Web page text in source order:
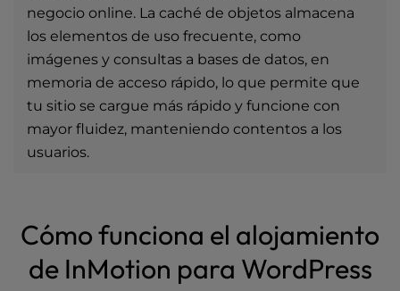
negocio online. La caché de objetos almacena
los elementos de uso frecuente, como
imágenes y consultas a bases de datos, en
memoria de acceso rápido, lo que permite que
tu sitio se cargue más rápido y funcione con
mayor fluidez, manteniendo contentos a los
usuarios.
Cómo funciona el alojamiento
de InMotion para WordPress